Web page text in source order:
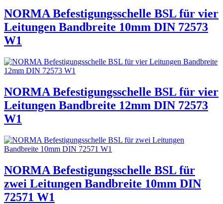
NORMA Befestigungsschelle BSL für vier
Leitungen Bandbreite 10mm DIN 72573
W1
NORMA Befestigungsschelle BSL für vier
Leitungen Bandbreite 12mm DIN 72573
W1
NORMA Befestigungsschelle BSL für
zwei Leitungen Bandbreite 10mm DIN
72571 W1